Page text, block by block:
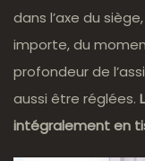
dans l’axe du
importe, du
profondeur de
aussi être réglées.
intégralement en